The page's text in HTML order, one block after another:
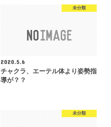
未分類
2020.5.6
チャクラ、エーテル体より姿勢指
導が？？
未分類